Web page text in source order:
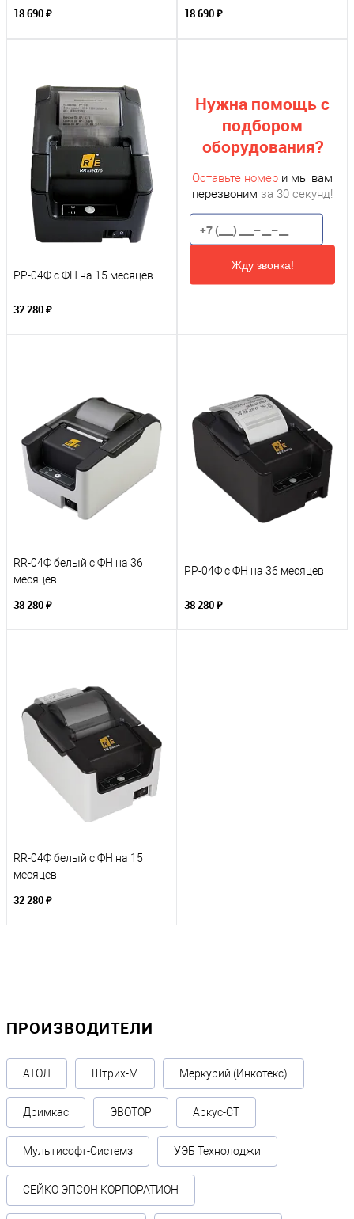
18 690 ₽ 18 690 ₽
РР-04Ф с ФН на 15 месяцев
32 280 ₽
Нужна помощь с
подбором
оборудования?
Оставьте номер и мы вам
перезвоним за 30 секунд!
Жду звонка!
RR-04Ф белый с ФН на 36
месяцев
38 280 ₽
РР-04Ф с ФН на 36 месяцев
38 280 ₽
RR-04Ф белый с ФН на 15
месяцев
32 280 ₽
ПРОИЗВОДИТЕЛИ
АТОЛ Штрих-М Меркурий (Инкотекс)
Дримкас ЭВОТОР Аркус-СТ
Мультисофт-Системз УЭБ Технолоджи
СЕЙКО ЭПСОН КОРПОРАТИОН